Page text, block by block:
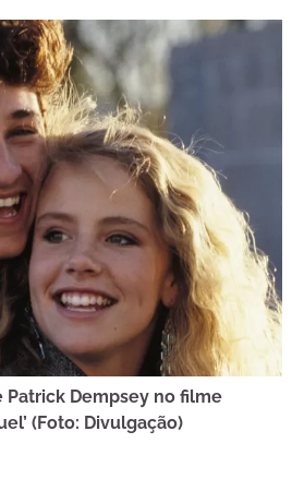
Patrick Dempsey no filme
(Foto: Divulgação)